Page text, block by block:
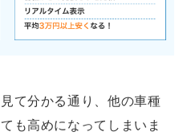
て分かる通り、他の車種
も高めになってしまいま